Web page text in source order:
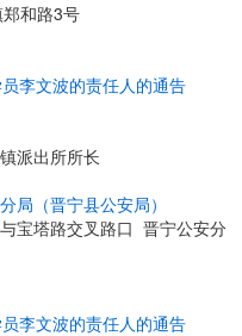
和路3号
李文波的责任人的通告
派出所所长
局（晋宁县公安局）
宝塔路交叉路口 晋宁公安分
李文波的责任人的通告